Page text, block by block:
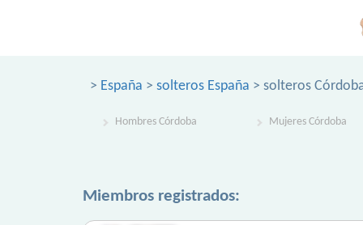
> España > solteros España > solteros
Hombres Córdoba Mujeres Córdoba
Miembros registrados: